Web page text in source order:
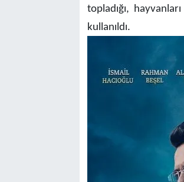
topladığı,
kullanıldı.